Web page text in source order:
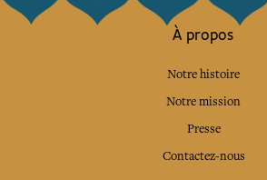
À propos
Notre histoire
Notre mission
Presse
Contactez-nous